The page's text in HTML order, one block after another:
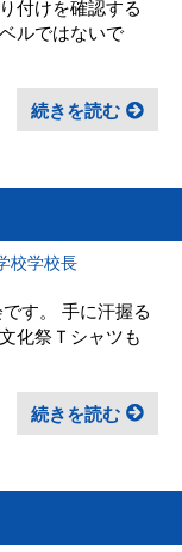
付けを確認する
ルではないで
続きを読む
校学校長
す。 手に汗握る
化祭Ｔシャツも
続きを読む